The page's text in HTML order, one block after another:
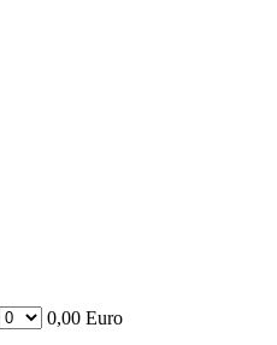
0,00 Euro